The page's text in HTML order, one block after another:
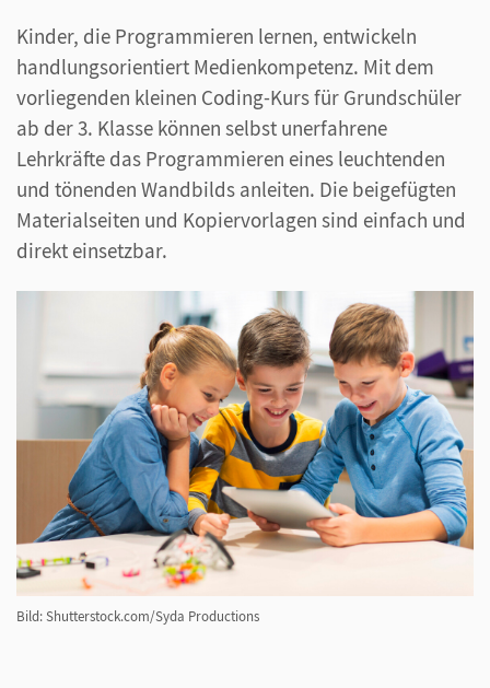
Kinder, die Programmieren lernen, entwickeln
handlungsorientiert Medienkompetenz. Mit dem
vorliegenden kleinen Coding-Kurs für Grundschüler
ab der 3. Klasse können selbst unerfahrene
Lehrkräfte das Programmieren eines leuchtenden
und tönenden Wandbilds anleiten. Die beigefügten
Materialseiten und Kopiervorlagen sind einfach und
direkt einsetzbar.
Bild: Shutterstock.com/Syda Productions